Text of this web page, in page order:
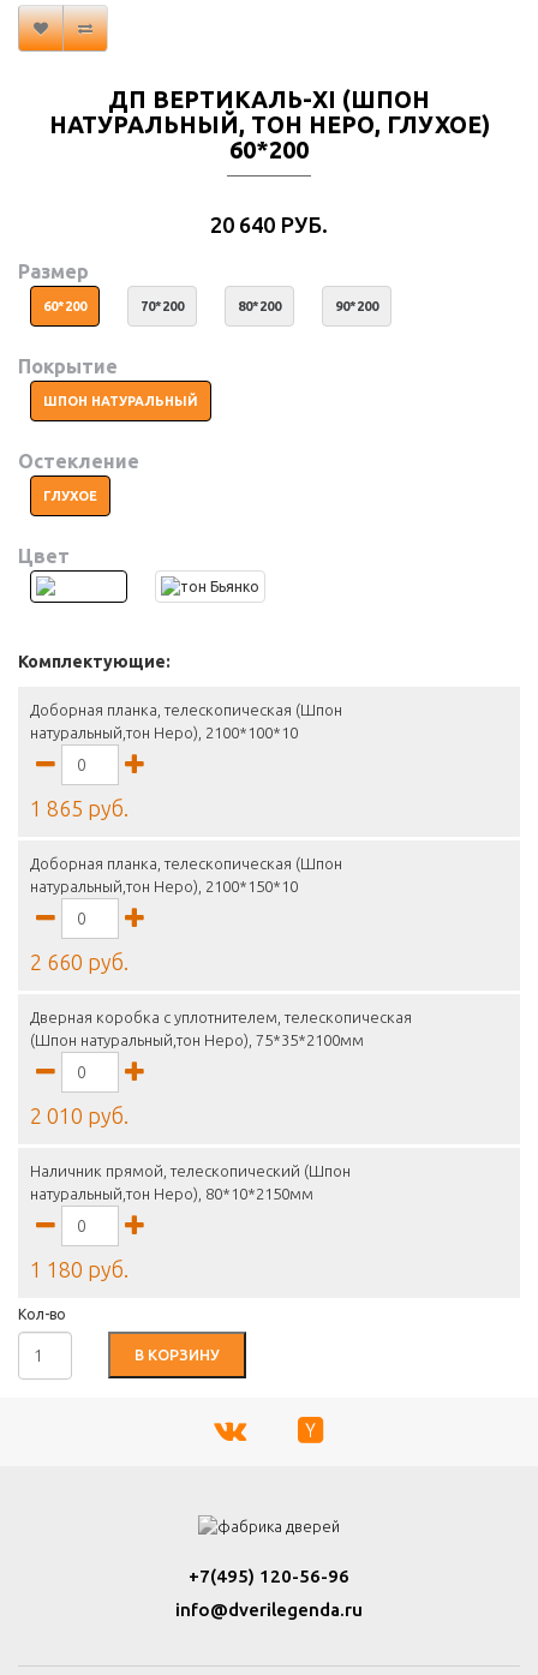
ДП ВЕРТИКАЛЬ-XI (ШПОН
НАТУРАЛЬНЫЙ, ТОН НЕРО, ГЛУХОЕ)
60*200
20 640 РУБ.
Размер
60*200 70*200 80*200 90*200
Покрытие
ШПОН НАТУРАЛЬНЫЙ
Остекление
ГЛУХОЕ
Цвет
Комплектующие:
Доборная планка, телескопическая (Шпон
натуральный,тон Неро), 2100*100*10
1 865 руб.
Доборная планка, телескопическая (Шпон
натуральный,тон Неро), 2100*150*10
2 660 руб.
Дверная коробка с уплотнителем, телескопическая
(Шпон натуральный,тон Неро), 75*35*2100мм
2 010 руб.
Наличник прямой, телескопический (Шпон
натуральный,тон Неро), 80*10*2150мм
1 180 руб.
Кол-во
В КОРЗИНУ
+7(495) 120-56-96
info@dverilegenda.ru